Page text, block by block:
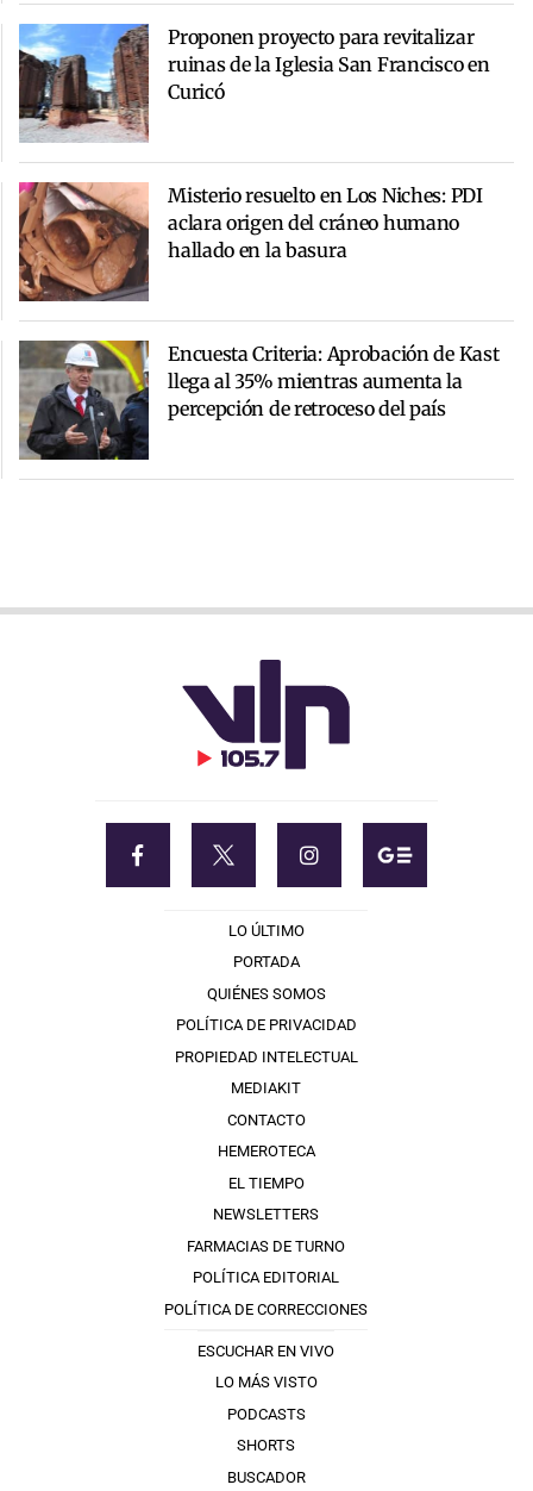
Proponen proyecto para revitalizar
ruinas de la Iglesia San Francisco en
Curicó
Misterio resuelto en Los Niches: PDI
aclara origen del cráneo humano
hallado en la basura
Encuesta Criteria: Aprobación de Kast
llega al 35% mientras aumenta la
percepción de retroceso del país
LO ÚLTIMO
PORTADA
QUIÉNES SOMOS
POLÍTICA DE PRIVACIDAD
PROPIEDAD INTELECTUAL
MEDIAKIT
CONTACTO
HEMEROTECA
EL TIEMPO
NEWSLETTERS
FARMACIAS DE TURNO
POLÍTICA EDITORIAL
POLÍTICA DE CORRECCIONES
ESCUCHAR EN VIVO
LO MÁS VISTO
PODCASTS
SHORTS
BUSCADOR